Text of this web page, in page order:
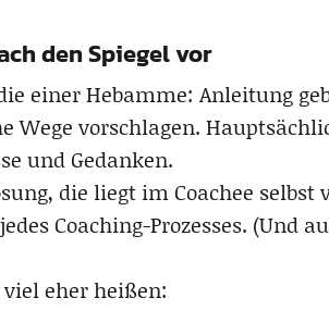
den Spiegel vor
einer Hebamme: Anleitung
Wege vorschlagen.
und Gedanken.
die liegt im Coachee
Coaching-Prozesses. (Und
eher heißen: